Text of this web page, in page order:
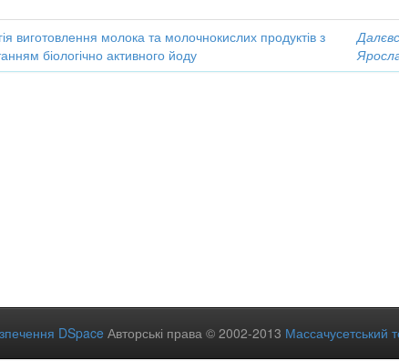
виготовлення молока та молочнокислих продуктів з
біологічно активного йоду
DSpace Авторські права © 2002-2013 Массачусетський